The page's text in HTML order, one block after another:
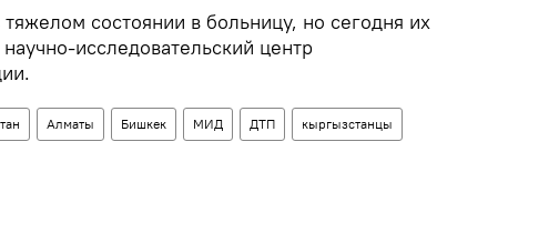
состоянии в больницу, но сегодня их
исследовательский центр
Алматы Бишкек МИД ДТП кыргызстанцы